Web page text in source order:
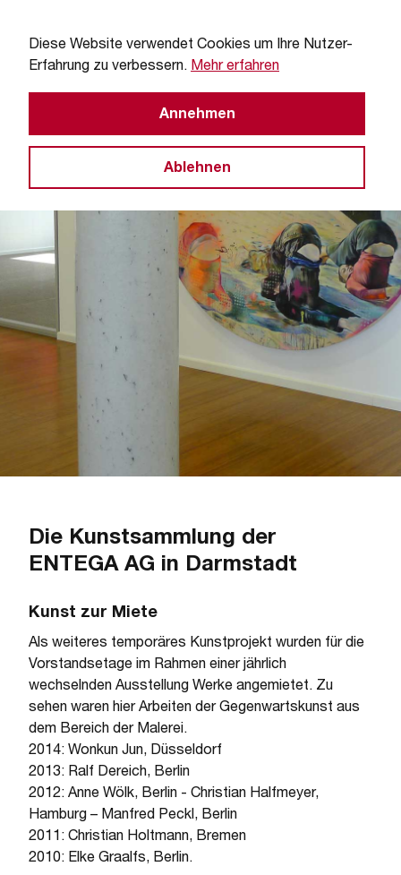
Diese Website verwendet Cookies um Ihre Nutzer-
Erfahrung zu verbessern. Mehr erfahren
Annehmen
Ablehnen
Die Kunstsammlung der
ENTEGA AG in Darmstadt
Kunst zur Miete
Als weiteres temporäres Kunstprojekt wurden für die
Vorstandsetage im Rahmen einer jährlich
wechselnden Ausstellung Werke angemietet. Zu
sehen waren hier Arbeiten der Gegenwartskunst aus
dem Bereich der Malerei.
2014: Wonkun Jun, Düsseldorf
2013: Ralf Dereich, Berlin
2012: Anne Wölk, Berlin - Christian Halfmeyer,
Hamburg – Manfred Peckl, Berlin
2011: Christian Holtmann, Bremen
2010: Elke Graalfs, Berlin.